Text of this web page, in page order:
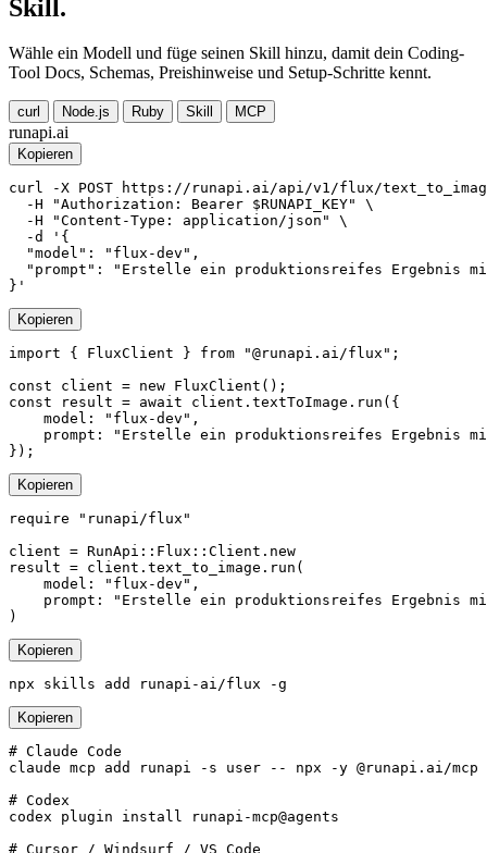
Skill.
Wähle ein Modell und füge seinen Skill hinzu, damit dein Coding-
Tool Docs, Schemas, Preishinweise und Setup-Schritte kennt.
curl Node.js Ruby Skill MCP
runapi.ai
Kopieren
curl -X POST https://runapi.ai/api/v1/flux/
  -H "Authorization: Bearer $RUNAPI_KEY" \
  -H "Content-Type: application/json" \
  -d '{
  "model": "flux-dev",
"prompt": "Erstelle ein produktionsreifes Ergebnis
}'
Kopieren
import { FluxClient } from "@runapi.ai/flux";
const client = new FluxClient();
const result = await client.textToImage.run({
    model: "flux-dev",
prompt: "Erstelle ein produktionsreifes Ergebnis
});
Kopieren
require "runapi/flux"
client = RunApi::Flux::Client.new
result = client.text_to_image.run(
    model: "flux-dev",
prompt: "Erstelle ein produktionsreifes Ergebnis
)
Kopieren
npx skills add runapi-ai/flux -g
Kopieren
# Claude Code
claude mcp add runapi -s user -- npx -y @runapi.ai/mcp
# Codex
codex plugin install runapi-mcp@agents
# Cursor / Windsurf / VS Code